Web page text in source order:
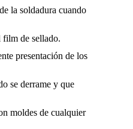
la soldadura cuando
film de sellado.
presentación de los
se derrame y que
moldes de cualquier